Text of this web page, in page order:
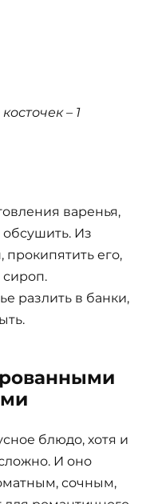
– 1
варенья,
обсушить. Из
прокипятить его,
разлить в банки,
блюдо, хотя и
И оно
сочным,